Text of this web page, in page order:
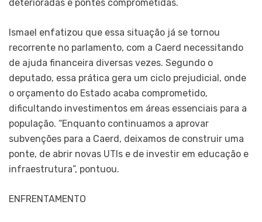
deterioradas e pontes comprometidas.
Ismael enfatizou que essa situação já se tornou
recorrente no parlamento, com a Caerd necessitando
de ajuda financeira diversas vezes. Segundo o
deputado, essa prática gera um ciclo prejudicial, onde
o orçamento do Estado acaba comprometido,
dificultando investimentos em áreas essenciais para a
população. “Enquanto continuamos a aprovar
subvenções para a Caerd, deixamos de construir uma
ponte, de abrir novas UTIs e de investir em educação e
infraestrutura”, pontuou.
ENFRENTAMENTO